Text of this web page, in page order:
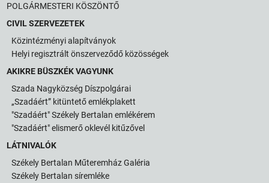
POLGÁRMESTERI KÖSZÖNTŐ
CIVIL SZERVEZETEK
Közintézményi alapítványok
Helyi regisztrált önszerveződő közösségek
AKIKRE BÜSZKÉK VAGYUNK
Szada Nagyközség Díszpolgárai
„Szadáért” kitüntető emlékplakett
"Szadáért" Székely Bertalan emlékérem
"Szadáért" elismerő oklevél kitűzővel
LÁTNIVALÓK
Székely Bertalan Műteremház Galéria
Székely Bertalan síremléke